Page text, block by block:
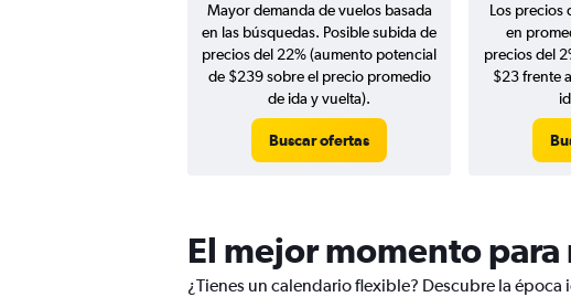
Mayor demanda de vuelos basada
en las búsquedas. Posible subida de
precios del 22% (aumento potencial
de $239 sobre el precio promedio
de ida y vuelta).
Buscar ofertas
Los precios
en
precios del
$23 frente
El mejor momento
¿Tienes un calendario flexible? Descubre la